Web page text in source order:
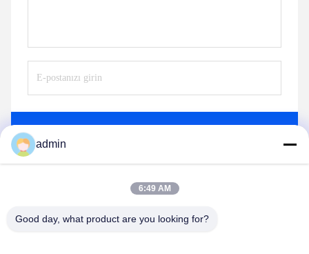
admin
6:49 AM
Good day, what product are you looking for?